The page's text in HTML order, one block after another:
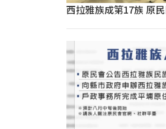
西拉雅族成第17族 原